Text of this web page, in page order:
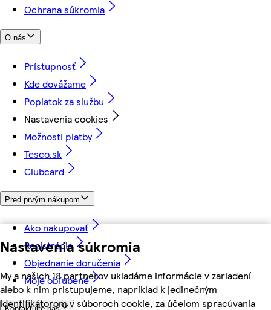
Nastavenia súkromia
My a našich 18 partnerov ukladáme informácie v zariadení
alebo k nim pristupujeme, napríklad k jedinečným
identifikátorom v súboroch cookie, za účelom spracúvania
Ochrana súkromia
O nás
Prístupnosť
Kde dovážame
Poplatok za službu
Nastavenia cookies
Možnosti platby
Tesco.sk
Clubcard
Pred prvým nákupom
Ako nakupovať
Registrácia
Objednanie doručenia
Moje obľúbené